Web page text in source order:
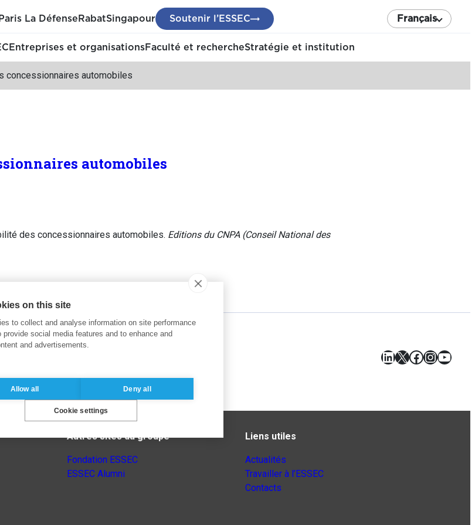
Paris La Défense RabatSingapour Soutenir l’ESSEC Français
Entreprises et organisationsFaculté et rechercheStratégie et institution
concessionnaires automobiles
automobiles
des concessionnaires automobiles. Editions du CNPA (Conseil National des
LinkedIn
X Facebook
Autres sites du groupe
Fondation ESSEC
ESSEC Alumni
Liens utiles
Actualités
Travailler à l’ESSEC
Contacts
on this site
to collect and analyse information on site performance
provide social media features and to enhance and
and advertisements.
Allow all Deny all
Cookie settings